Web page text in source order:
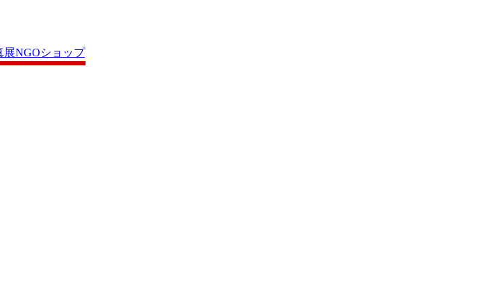
展NGOショップ